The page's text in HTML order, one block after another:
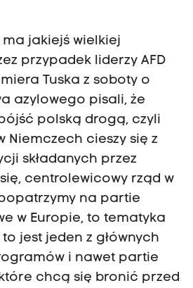
ma jakiejś wielkiej
przypadek liderzy AFD
Tuska z soboty o
azylowego pisali, że
polską drogą, czyli
Niemczech cieszy się z
składanych przez
centrolewicowy rząd w
na partie
w Europie, to tematyka
jest jeden z głównych
i nawet partie
chcą się bronić przed